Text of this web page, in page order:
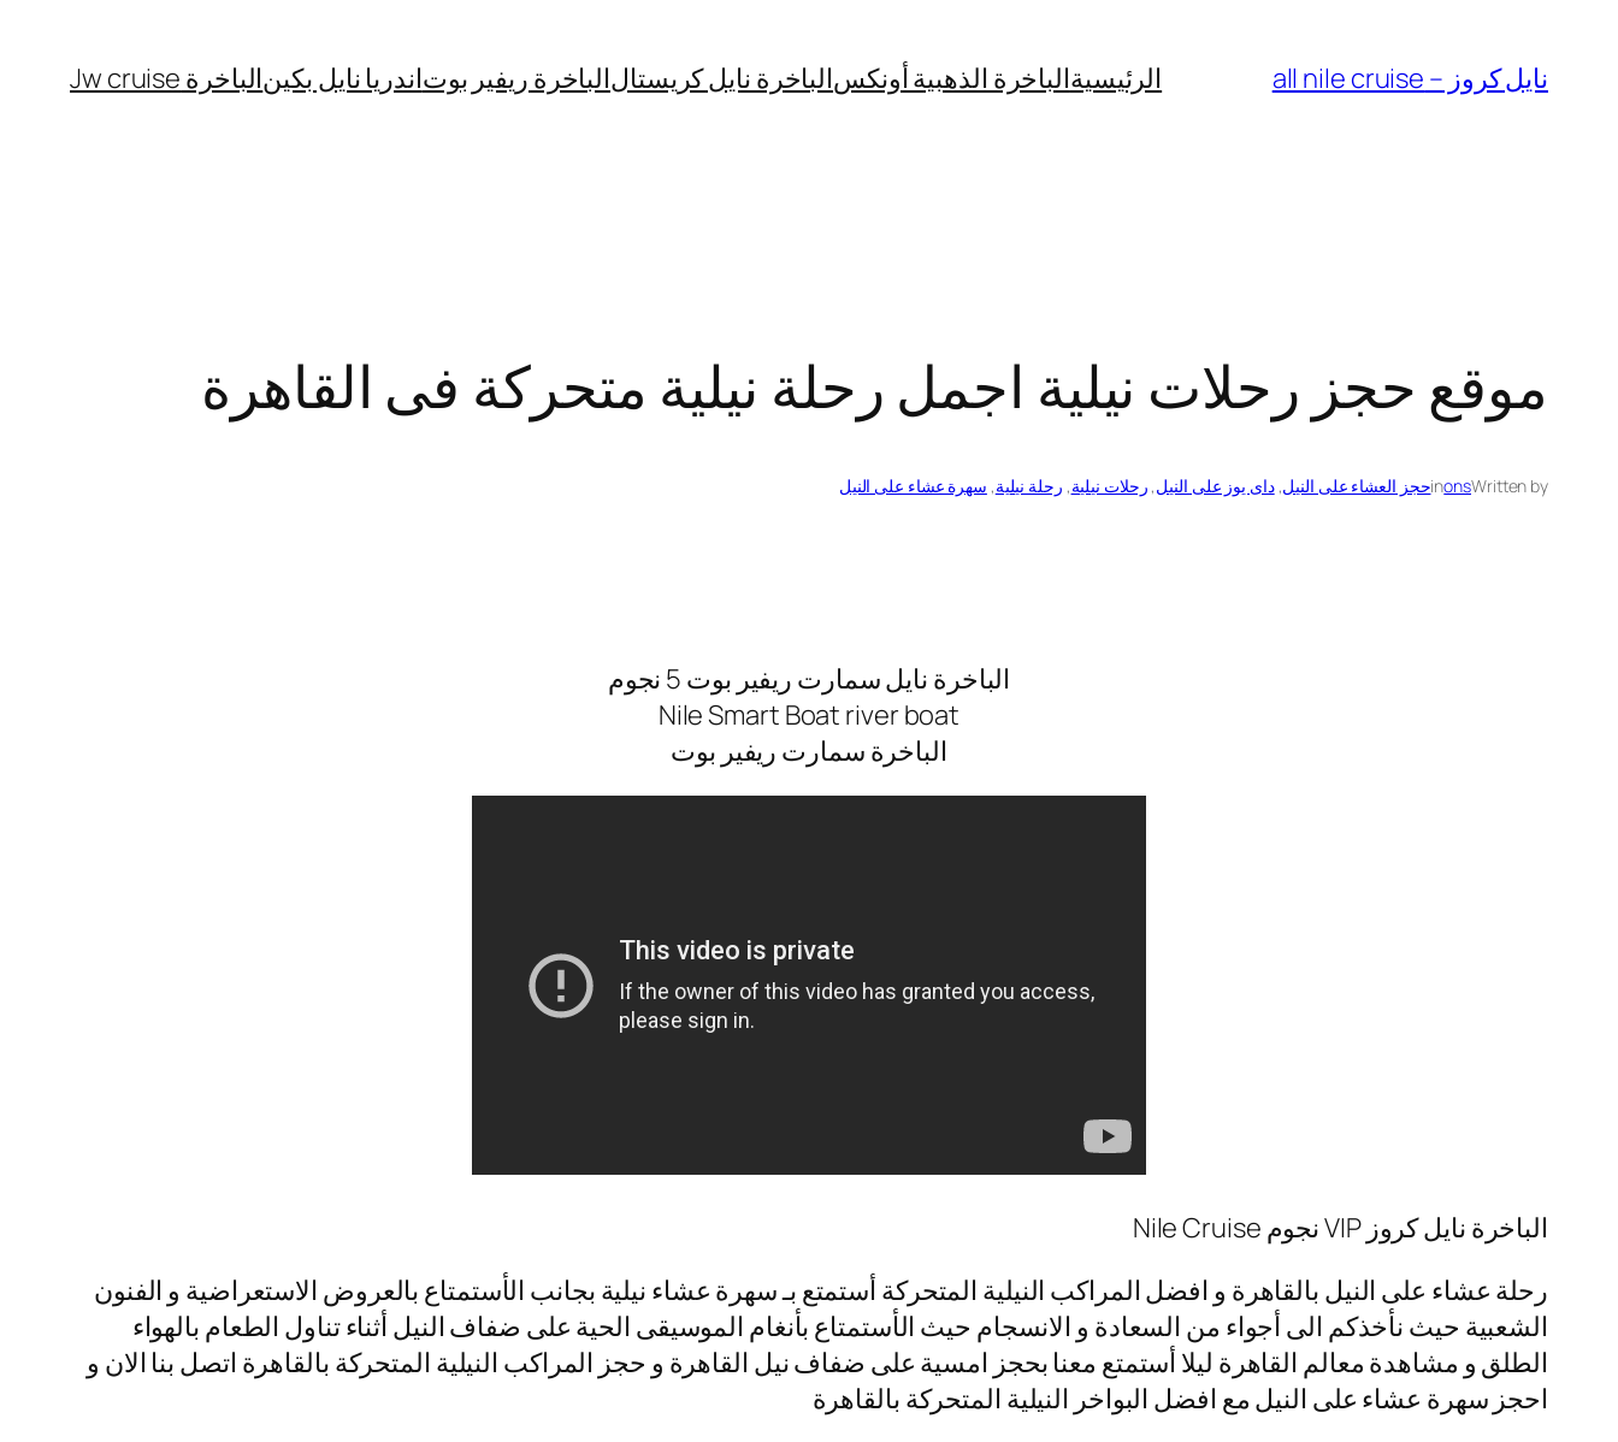
content
نايل كروز – all nile cruise الرئيسيةالباخرة الذهبية أونكسالباخرة نايل كريستالالباخرة ريفير بوتاندريا نايل بكينالباخرة Jw cruise
موقع حجز رحلات نيلية اجمل رحلة نيلية متحركة فى القاهرة
Written by
ons
inحجز العشاء على النيل, داى يوز على النيل, رحلات نيلية, رحلة نيلية, سهرة عشاء على النيل
الباخرة نايل سمارت ريفير بوت 5 نجوم
Nile Smart Boat river boat
الباخرة سمارت ريفير بوت
الباخرة نايل كروز VIP نجوم Nile Cruise
رحلة عشاء على النيل بالقاهرة و افضل المراكب النيلية المتحركة أستمتع بـ سهرة عشاء نيلية بجانب الأستمتاع بالعروض الاستعراضية و الفنون
الشعبية حيث نأخذكم الى أجواء من السعادة و الانسجام حيث الأستمتاع بأنغام الموسيقى الحية على ضفاف النيل أثناء تناول الطعام بالهواء
الطلق و مشاهدة معالم القاهرة ليلا أستمتع معنا بحجز امسية على ضفاف نيل القاهرة و حجز المراكب النيلية المتحركة بالقاهرة اتصل بنا الان و
احجز سهرة عشاء على النيل مع افضل البواخر النيلية المتحركة بالقاهرة